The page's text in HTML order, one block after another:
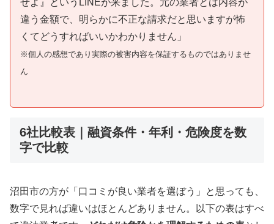
せよ』というLINEが来ました。元の業者とは内容が
違う金額で、明らかに不正な請求だと思いますが怖
くてどうすればいいかわかりません」
※個人の感想であり実際の被害内容を保証するものではありませ
ん
6社比較表｜融資条件・年利・危険度を数
字で比較
沼田市の方が「口コミが良い業者を選ぼう」と思っても、
数字で見れば違いはほとんどありません。以下の表はすべ